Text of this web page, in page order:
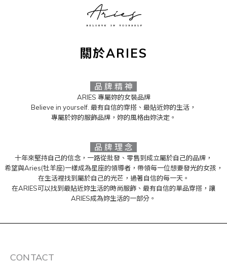
關於ARIES
品 牌 精 神
ARIES 專屬妳的女裝品牌
Believe in yourself. 最有自信的穿搭、最貼近妳的生活，
專屬於妳的服飾品牌，妳的風格由妳決定。
品 牌 理 念
十年來堅持自己的信念，一路從批發、零售到成立屬於自己的品牌，
希望與Aries(牡羊座)一樣成為星座的領導者，帶領每一位想要發光的女孩，
在生活裡找到屬於自己的光芒，過著自信的每一天。
在ARIES可以找到最貼近妳生活的時尚服飾、最有自信的單品穿搭，讓
ARIES成為妳生活的一部分。
CONTACT